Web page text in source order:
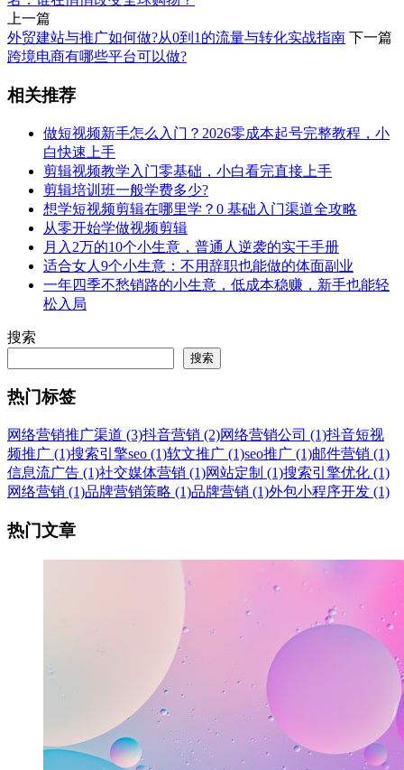
上一篇
外贸建站与推广如何做?从0到1的流量与转化实战指南 下一篇
跨境电商有哪些平台可以做?
相关推荐
做短视频新手怎么入门？2026零成本起号完整教程，小
白快速上手
剪辑视频教学入门零基础，小白看完直接上手
剪辑培训班一般学费多少?
想学短视频剪辑在哪里学？0 基础入门渠道全攻略
从零开始学做视频剪辑
月入2万的10个小生意，普通人逆袭的实干手册
适合女人9个小生意：不用辞职也能做的体面副业
一年四季不愁销路的小生意，低成本稳赚，新手也能轻
松入局
搜索
搜索
热门标签
网络营销推广渠道 (3)抖音营销 (2)网络营销公司 (1)抖音短视
频推广 (1)搜索引擎seo (1)软文推广 (1)seo推广 (1)邮件营销 (1)
信息流广告 (1)社交媒体营销 (1)网站定制 (1)搜索引擎优化 (1)
网络营销 (1)品牌营销策略 (1)品牌营销 (1)外包小程序开发 (1)
热门文章